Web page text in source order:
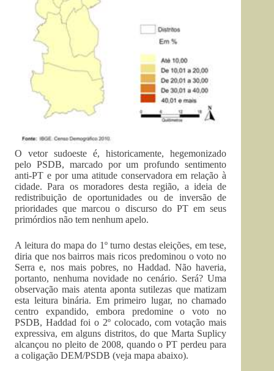
O vetor sudoeste é, historicamente, hegemonizado
pelo PSDB, marcado por um profundo sentimento
anti-PT e por uma atitude conservadora em relação à
cidade. Para os moradores desta região, a ideia de
redistribuição de oportunidades ou de inversão de
prioridades que marcou o discurso do PT em seus
primórdios não tem nenhum apelo.
A leitura do mapa do 1º turno destas eleições, em tese,
diria que nos bairros mais ricos predominou o voto no
Serra e, nos mais pobres, no Haddad. Não haveria,
portanto, nenhuma novidade no cenário. Será? Uma
observação mais atenta aponta sutilezas que matizam
esta leitura binária. Em primeiro lugar, no chamado
centro expandido, embora predomine o voto no
PSDB, Haddad foi o 2º colocado, com votação mais
expressiva, em alguns distritos, do que Marta Suplicy
alcançou no pleito de 2008, quando o PT perdeu para
a coligação DEM/PSDB (veja mapa abaixo).